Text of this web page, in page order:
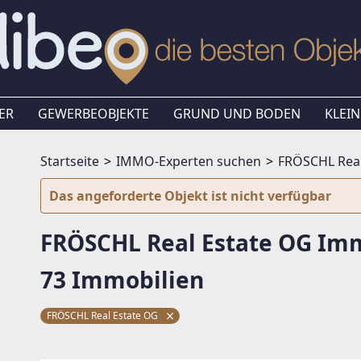
GEWERBEOBJEKTE GRUND UND BODEN
Startseite IMMO-Experten suchen
FRÖSCHL
Das angeforderte Objekt ist nicht verfügbar
FRÖSCHL Real Estate OG
73 Immobilien
FRÖSCHL Real Estate OG